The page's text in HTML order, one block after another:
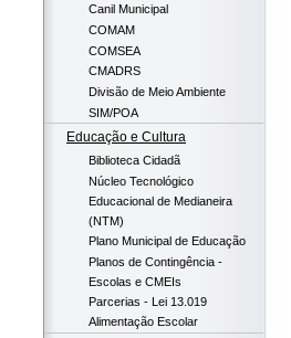
Canil Municipal
COMAM
COMSEA
CMADRS
Divisão de Meio Ambiente
SIM/POA
Educação e Cultura
Biblioteca Cidadã
Núcleo Tecnológico
Educacional de Medianeira
(NTM)
Plano Municipal de Educação
Planos de Contingência -
Escolas e CMEIs
Parcerias - Lei 13.019
Alimentação Escolar